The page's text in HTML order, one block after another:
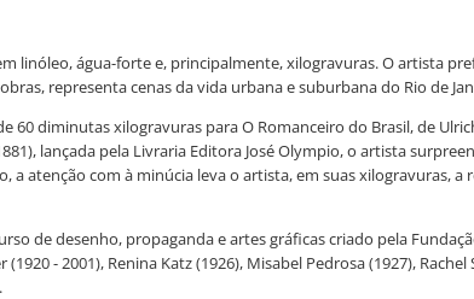
linóleo, água-forte e, principalmente, xilogravuras. O artista
representa cenas da vida urbana e suburbana do Rio de
60 diminutas xilogravuras para O Romanceiro do Brasil, de
lançada pela Livraria Editora José Olympio, o artista
a atenção com à minúcia leva o artista, em suas xilogravuras,
de desenho, propaganda e artes gráficas criado pela
- 2001), Renina Katz (1926), Misabel Pedrosa (1927),